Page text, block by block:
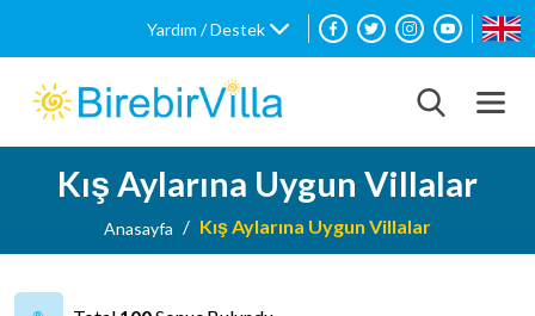
Yardım / Destek
Kış Aylarına Uygun Villalar
Anasayfa Kış Aylarına Uygun Villalar